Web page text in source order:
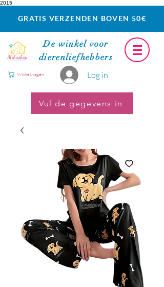
2015
GRATIS VERZENDEN BOVEN 50€
De winkel voor
dierenliefhebbers
Log in
Winkelwagen
Vul de gegevens in